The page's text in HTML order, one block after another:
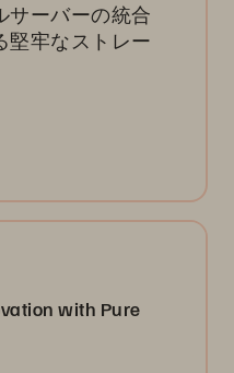
サーバーの統合
堅牢なストレー
with Pure